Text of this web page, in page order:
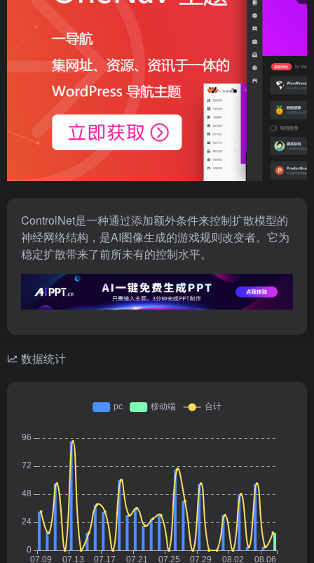
ControlNet是一种通过添加额外条件来控制扩散模型的
神经网络结构，是AI图像生成的游戏规则改变者。它为
稳定扩散带来了前所未有的控制水平。
数据统计